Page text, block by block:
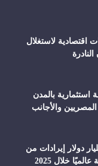
اقتصادية لاستغلال
تطرح 99 فرصة استثمارية بالمدن
والأجانب
الجنوبية تحقق 69 مليار دولار إيرادات من
خلال 2025